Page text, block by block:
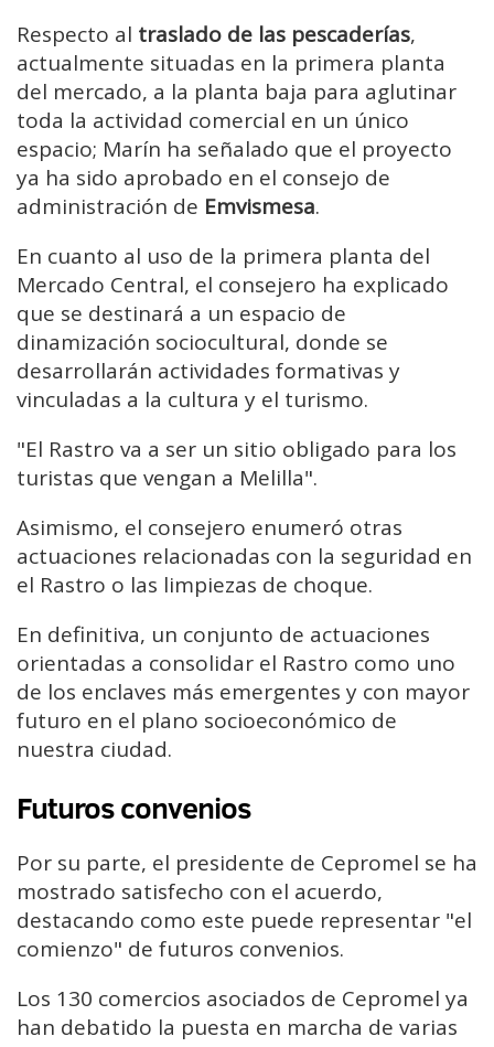
Respecto al traslado de las pescaderías,
actualmente situadas en la primera planta
del mercado, a la planta baja para aglutinar
toda la actividad comercial en un único
espacio; Marín ha señalado que el proyecto
ya ha sido aprobado en el consejo de
administración de Emvismesa.
En cuanto al uso de la primera planta del
Mercado Central, el consejero ha explicado
que se destinará a un espacio de
dinamización sociocultural, donde se
desarrollarán actividades formativas y
vinculadas a la cultura y el turismo.
"El Rastro va a ser un sitio obligado para los
turistas que vengan a Melilla".
Asimismo, el consejero enumeró otras
actuaciones relacionadas con la seguridad en
el Rastro o las limpiezas de choque.
En definitiva, un conjunto de actuaciones
orientadas a consolidar el Rastro como uno
de los enclaves más emergentes y con mayor
futuro en el plano socioeconómico de
nuestra ciudad.
Futuros convenios
Por su parte, el presidente de Cepromel se ha
mostrado satisfecho con el acuerdo,
destacando como este puede representar "el
comienzo" de futuros convenios.
Los 130 comercios asociados de Cepromel ya
han debatido la puesta en marcha de varias